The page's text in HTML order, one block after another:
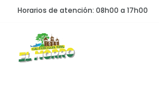
Horarios de atención: 08h00 a 17h00